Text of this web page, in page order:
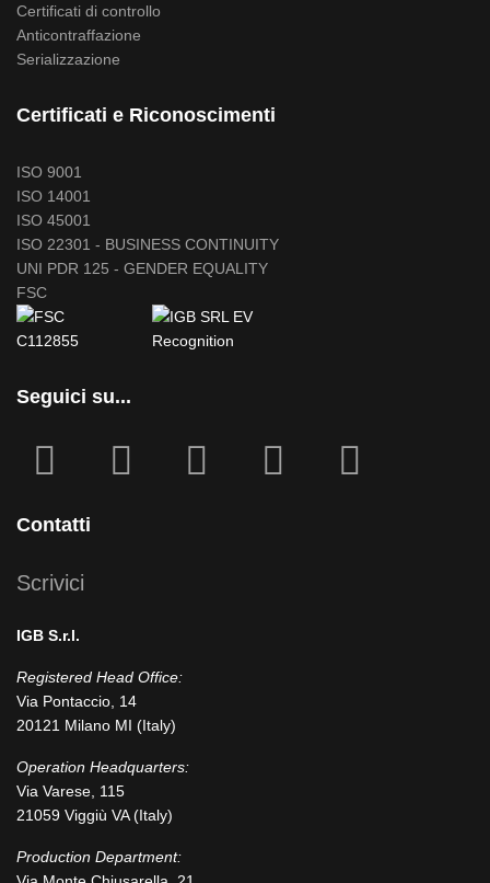
Certificati di controllo
Anticontraffazione
Serializzazione
Certificati e Riconoscimenti
ISO 9001
ISO 14001
ISO 45001
ISO 22301 - BUSINESS CONTINUITY
UNI PDR 125 - GENDER EQUALITY
FSC
Seguici su...
square
Contatti
Scrivici
IGB S.r.l.
Registered Head Office:
Via Pontaccio, 14
20121 Milano MI (Italy)
Operation Headquarters:
Via Varese, 115
21059 Viggiù VA (Italy)
Production Department: